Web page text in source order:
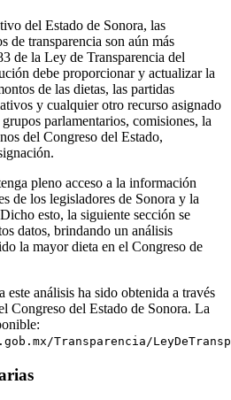
del Estado de Sonora, las
de transparencia son aún más
de la Ley de Transparencia del
debe proporcionar y actualizar la
de las dietas, las partidas
y cualquier otro recurso asignado
parlamentarios, comisiones, la
del Congreso del Estado,
pleno acceso a la información
de los legisladores de Sonora y la
esto, la siguiente sección se
datos, brindando un análisis
la mayor dieta en el Congreso de
análisis ha sido obtenida a través
Congreso del Estado de Sonora. La
Transparencia/